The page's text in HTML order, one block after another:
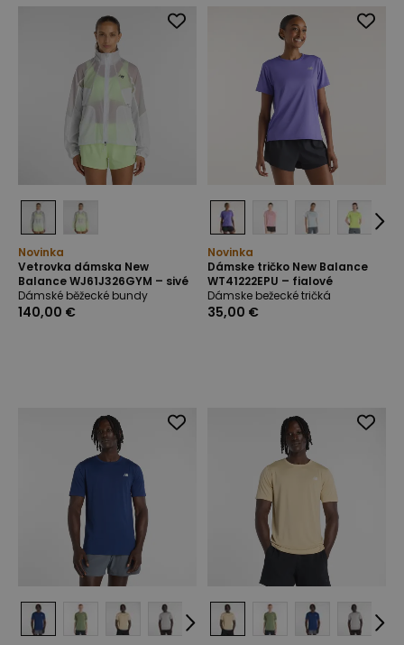
Novinka
Vetrovka dámska New
Balance WJ61J326GYM – sivé
Dámské běžecké bundy
140,00 €
Novinka
Dámske tričko New Balance
WT41222EPU – fialové
Dámske bežecké tričká
35,00 €